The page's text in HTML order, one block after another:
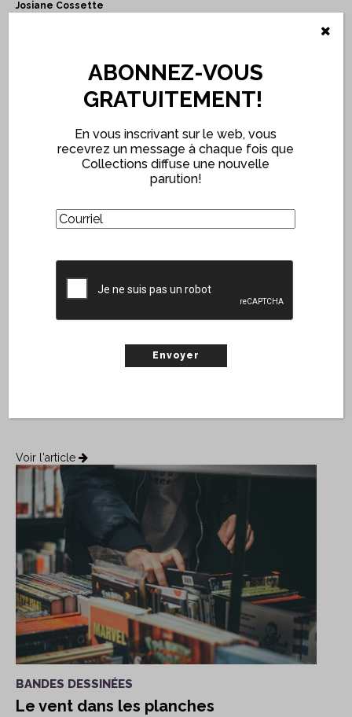
Josiane Cossette
DOSSIERS
Les collections jeunesse : tour
d’horizon
Bien que les collections ne semblent être qu’une façon
Voir l'article
BANDES DESSINÉES
Le vent dans les planches
ABONNEZ-VOUS
GRATUITEMENT!
En vous inscrivant sur le web, vous
recevrez un message à chaque fois que
Collections diffuse une nouvelle
parution!
Courriel(Nécessaire)